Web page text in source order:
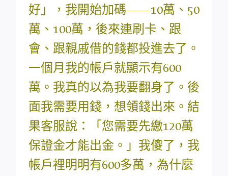
好」，我開始加碼——10萬、50
萬、100萬，後來連刷卡、跟
會、跟親戚借的錢都投進去了。
一個月我的帳戶就顯示有600
萬。我真的以為我要翻身了。後
面我需要用錢，想領錢出來。結
果客服說：「您需要先繳120萬
保證金才能出金。」我傻了，我
帳戶裡明明有600多萬，為什麼